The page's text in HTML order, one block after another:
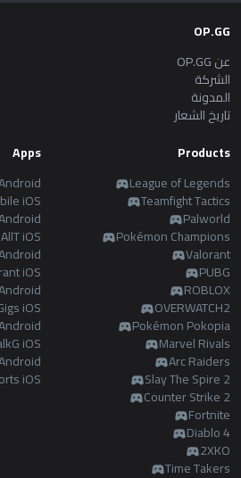
OP.GG
عن OP.GG
الشركة
المدونة
تاريخ الشعار
Products
League of Legends
Teamfight Tactics
Palworld
Pokémon Champions
Valorant
PUBG
ROBLOX
OVERWATCH2
Pokémon Pokopia
Marvel Rivals
Arc Raiders
Slay The Spire 2
Counter Strike 2
Fortnite
Diablo 4
2XKO
Time Takers
Apps
iOS
AllT iOS
iOS
iOS
iOS
iOS